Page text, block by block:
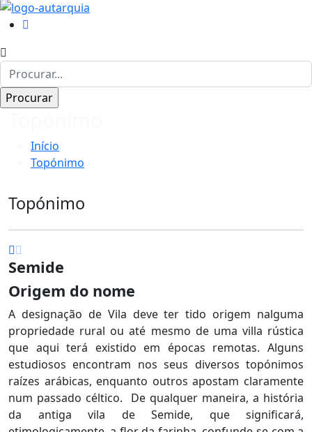
Início
Topónimo
Topónimo
Semide
Origem do nome
A designação de Vila deve ter tido origem nalguma
propriedade rural ou até mesmo de uma villa rústica
que aqui terá existido em épocas remotas. Alguns
estudiosos encontram nos seus diversos topónimos
raízes arábicas, enquanto outros apostam claramente
num passado céltico. De qualquer maneira, a história
da antiga vila de Semide, que significará,